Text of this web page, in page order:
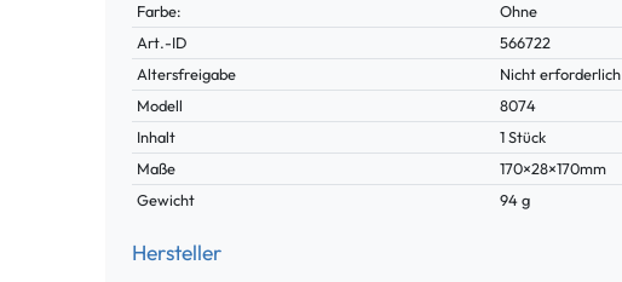
Farbe:
Ohne
Technisches
Merkmal
Wert
Art.-ID
566722
Altersfreigabe
Nicht erforderlich
Modell
8074
Inhalt
1 Stück
Maße
170×28×170mm
Gewicht
94 g
Hersteller